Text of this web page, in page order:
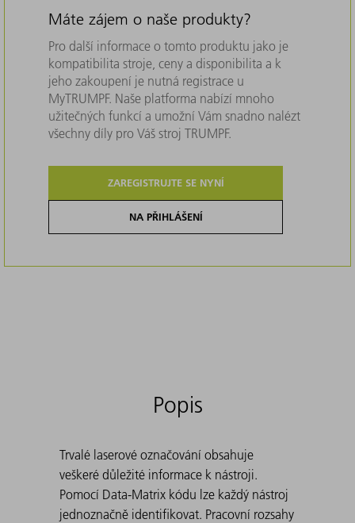
Máte zájem o naše produkty?
Pro další informace o tomto produktu jako je
kompatibilita stroje, ceny a disponibilita a k
jeho zakoupení je nutná registrace u
MyTRUMPF. Naše platforma nabízí mnoho
užitečných funkcí a umožní Vám snadno nalézt
všechny díly pro Váš stroj TRUMPF.
ZAREGISTRUJTE SE NYNÍ
NA PŘIHLÁŠENÍ
Popis
Trvalé laserové označování obsahuje
veškeré důležité informace k nástroji.
Pomocí Data-Matrix kódu lze každý nástroj
jednoznačně identifikovat. Pracovní rozsahy